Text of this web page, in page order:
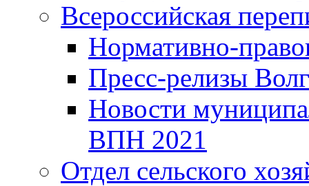
Всероссийская
Нормативно-
Пресс-релизы
Новости
ВПН 2021
Отдел сельского